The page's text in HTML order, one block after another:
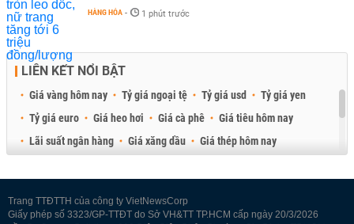
HÀNG HÓA - 1 phút trước
LIÊN KẾT NỔI BẬT
Giá vàng hôm nay Tỷ giá ngoại tệ Tỷ giá usd
Tỷ giá yen
Tỷ giá euro
Giá heo hơi Giá cà phê
Giá tiêu hôm nay
Lãi suất ngân hàng
Giá xăng dầu
Giá thép hôm nay
Trang TTĐTTH của công ty VietNewsCorp
Giấy phép số 3323/GP-TTĐT do Sở VH&TT TP.HCM cấp ngày 20/3/2026